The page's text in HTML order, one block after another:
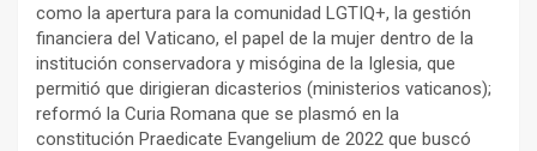
como la apertura para la comunidad LGTIQ+, la gestión
financiera del Vaticano, el papel de la mujer dentro de la
institución conservadora y misógina de la Iglesia, que
permitió que dirigieran dicasterios (ministerios vaticanos);
reformó la Curia Romana que se plasmó en la
constitución Praedicate Evangelium de 2022 que buscó